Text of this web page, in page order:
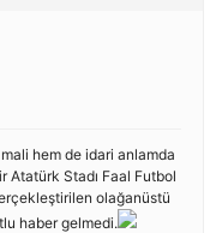
hem de idari anlamda
Atatürk Stadı Faal Futbol
olağanüstü
haber gelmedi.